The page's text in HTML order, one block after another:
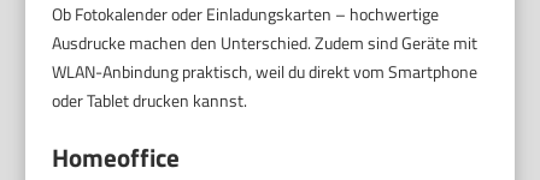
Ob Fotokalender oder Einladungskarten – hochwertige
Ausdrucke machen den Unterschied. Zudem sind Geräte mit
WLAN-Anbindung praktisch, weil du direkt vom Smartphone
oder Tablet drucken kannst.
Homeoffice